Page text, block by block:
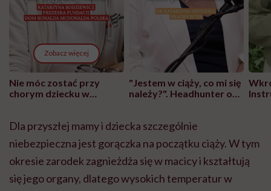
Zobacz więcej
Nie móc zostać przy
chorym dziecku w
może chyba tylko
głupota i brak
wyobraźni"
"Jestem w ciąży, co mi się
należy?". Headhunter o
pracy
Dla przyszłej mamy i dziecka szczególnie
niebezpieczna jest gorączka na początku ciąży. W tym
okresie zarodek zagnieżdża się w macicy i kształtują
się jego organy, dlatego wysokich temperatur w